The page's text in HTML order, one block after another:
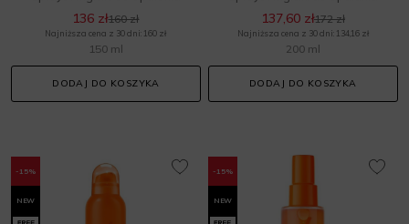
136 zł160 zł
Najniższa cena z 30 dni: 160 zł
150 ml
DODAJ DO KOSZYKA
137,60 zł172 zł
Najniższa cena z 30 dni: 134,16 zł
200 ml
DODAJ DO KOSZYKA
-15%
NEW
-15%
NEW